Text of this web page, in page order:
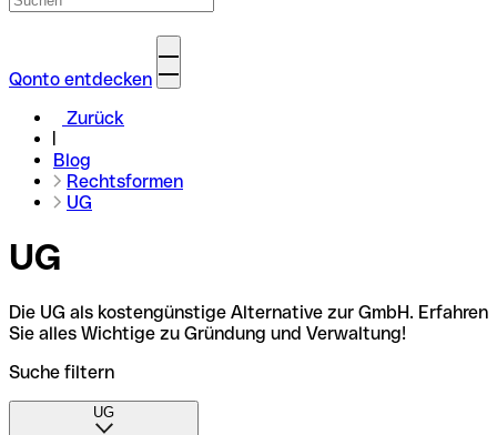
Qonto entdecken
Zurück
Blog
Rechtsformen
UG
UG
Die UG als kostengünstige Alternative zur GmbH. Erfahren
Sie alles Wichtige zu Gründung und Verwaltung!
Suche filtern
UG